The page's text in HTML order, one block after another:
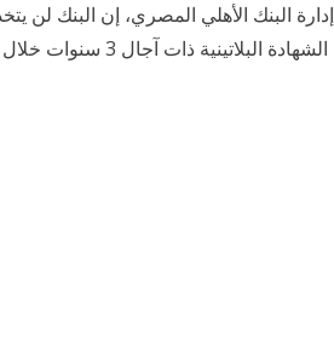
إدارة البنك الأهلي المصري، إن البنك لن